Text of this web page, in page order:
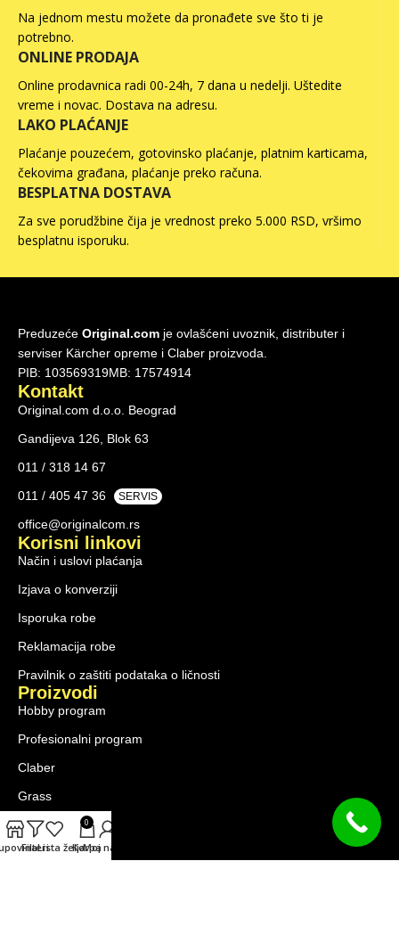
Na jednom mestu možete da pronađete sve što ti je
potrebno.
ONLINE PRODAJA
Online prodavnica radi 00-24h, 7 dana u nedelji. Uštedite
vreme i novac. Dostava na adresu.
LAKO PLAĆANJE
Plaćanje pouzećem, gotovinsko plaćanje, platnim karticama,
čekovima građana, plaćanje preko računa.
BESPLATNA DOSTAVA
Za sve porudžbine čija je vrednost preko 5.000 RSD, vršimo
besplatnu isporuku.
Preduzeće Original.com je ovlašćeni uvoznik, distributer i
serviser Kärcher opreme i Claber proizvoda.
PIB: 103569319MB: 17574914
Kontakt
Original.com d.o.o. Beograd
Gandijeva 126, Blok 63
011 / 318 14 67
011 / 405 47 36
SERVIS
office@originalcom.rs
Korisni linkovi
Način i uslovi plaćanja
Izjava o konverziji
Isporuka robe
Reklamacija robe
Pravilnik o zaštiti podataka o ličnosti
Proizvodi
Hobby program
Profesionalni program
Claber
Grass
Akcije
FilteriLista želja
0
Korpa
Moj nalog